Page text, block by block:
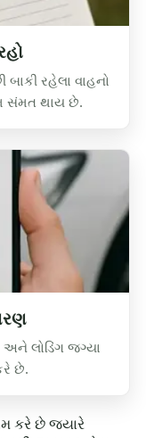
રહેલા વાહનો
સંમત થાય છે.
અને લોડિંગ જગ્યા
છે.
કરે છે જ્યારે